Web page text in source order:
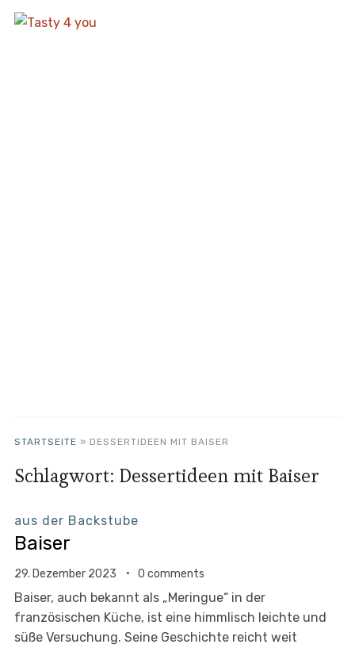
STARTSEITE » DESSERTIDEEN MIT BAISER
Schlagwort: Dessertideen mit Baiser
aus der Backstube
Baiser
29. Dezember 2023 0 comments
Baiser, auch bekannt als „Meringue“ in der
französischen Küche, ist eine himmlisch leichte und
süße Versuchung. Seine Geschichte reicht weit